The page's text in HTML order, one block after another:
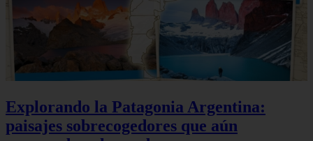
Explorando la Patagonia Argentina:
paisajes sobrecogedores que aún